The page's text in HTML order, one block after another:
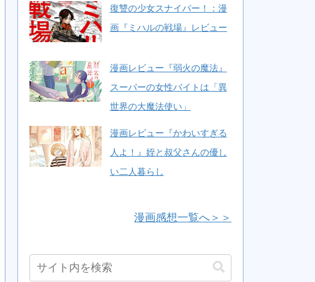
復讐の少女スナイパー！：漫
画『ミハルの戦場』レビュー
漫画レビュー『弱火の魔法』
スーパーの女性バイトは「異
世界の大魔法使い」
漫画レビュー『かわいすぎる
人よ！』姪と叔父さんの優し
い二人暮らし
漫画感想一覧へ＞＞